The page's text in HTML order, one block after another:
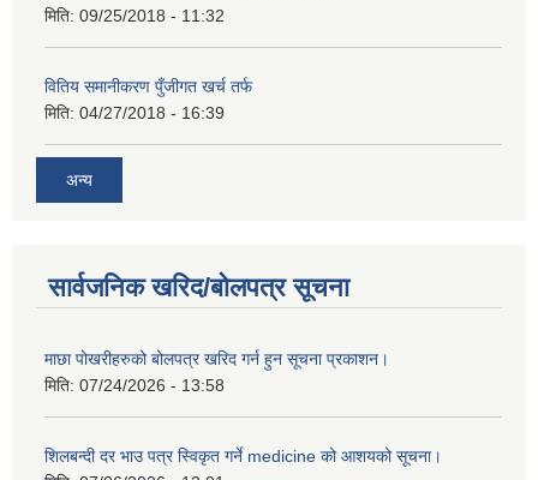
मिति: 09/25/2018 - 11:32
वितिय समानीकरण पुँजीगत खर्च तर्फ
मिति: 04/27/2018 - 16:39
अन्य
सार्वजनिक खरिद/बोलपत्र सूचना
माछा पोखरीहरुको बोलपत्र खरिद गर्न हुन सूचना प्रकाशन।
मिति: 07/24/2026 - 13:58
शिलबन्दी दर भाउ पत्र स्विकृत गर्ने medicine को आशयको सूचना।